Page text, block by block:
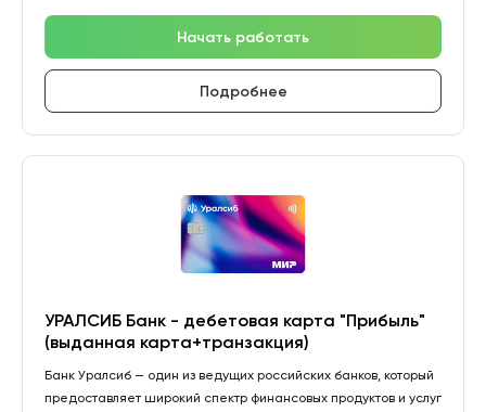
Начать работать
Подробнее
УРАЛСИБ Банк - дебетовая карта "Прибыль"
(выданная карта+транзакция)
Банк Уралсиб — один из ведущих российских банков, который
предоставляет широкий спектр финансовых продуктов и услуг